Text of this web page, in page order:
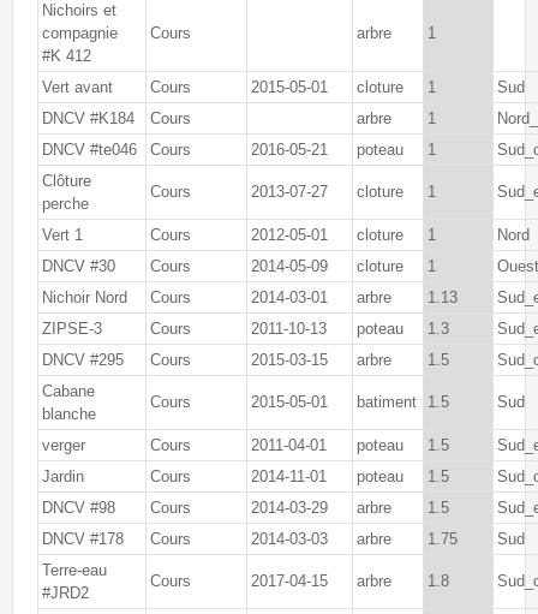
Nichoirs et
compagnie
#K 412
Cours arbre 1
Vert avant Cours 2015-05-01 cloture 1
Sud
DNCV #K184
Cours arbre 1
DNCV #te046
Cours 2016-05-21 poteau 1
Clôture
perche
Cours 2013-07-27 cloture 1
Vert 1 Cours 2012-05-01 cloture 1
Nord
DNCV #30
Cours 2014-05-09 cloture 1
Nichoir Nord
Cours 2014-03-01 arbre 1.13
ZIPSE-3
Cours 2011-10-13 poteau 1.3
DNCV #295
Cours 2015-03-15 arbre 1.5
Cabane
blanche
Cours 2015-05-01 batiment 1.5 Sud
verger Cours 2011-04-01 poteau 1.5
Jardin
Cours 2014-11-01 poteau 1.5
DNCV #98
Cours 2014-03-29 arbre 1.5
DNCV #178
Cours 2014-03-03 arbre 1.75
Sud
Terre-eau
#JRD2
Cours 2017-04-15 arbre 1.8